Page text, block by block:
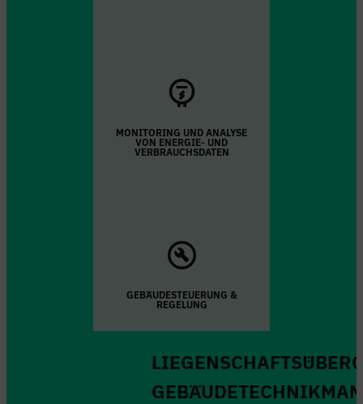
MONITORING UND ANALYSE
VON ENERGIE- UND
VERBRAUCHSDATEN
GEBÄUDESTEUERUNG &
REGELUNG